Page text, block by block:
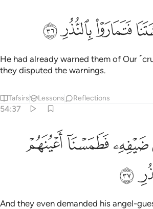
بالنذر ٣٦
بِٱلنُّذُرِ ٣٦
ﲂﲃﲄ
He had already warned them of Our
they disputed the warnings.
Tafsirs Lessons Reflections
54:37
اعينهم فذوقوا عذابي ونذر ٣٧
أَعْيُنَهُمْ فَذُوقُوا۟ عَذَابِى وَنُذُرِ ٣٧ﲈﲉﲊ
ﲎ
And they even demanded his angel-